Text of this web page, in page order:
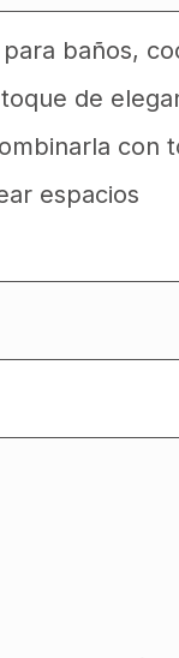
baños,
de
con
espacios